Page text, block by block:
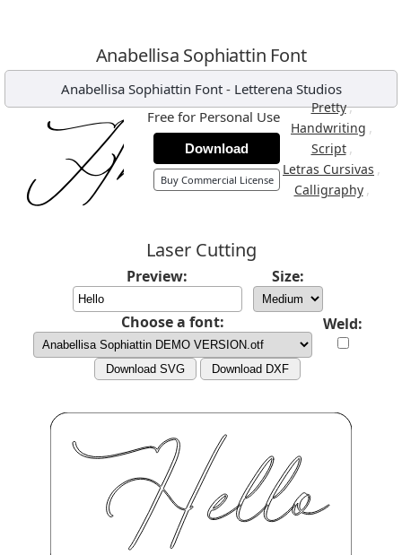
Anabellisa Sophiattin Font
Anabellisa Sophiattin Font- Letterena Studios
Pretty,
Handwriting ,
Script ,
Letras Cursivas ,
Calligraphy ,
Free for Personal Use
Download
Buy Commercial License
Laser Cutting
Preview: Size:
Choose a font: Weld:
Download SVG Download DXF